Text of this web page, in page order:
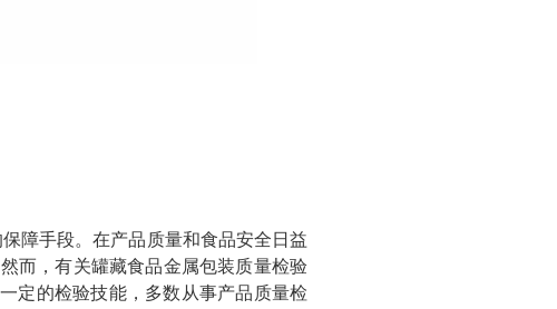
障手段。在产品质量和食品安全日益
而，有关罐藏食品金属包装质量检验
定的检验技能，多数从事产品质量检